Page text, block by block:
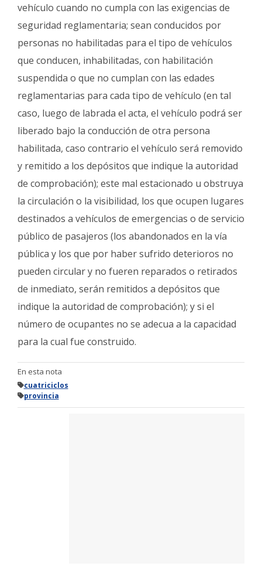
vehículo cuando no cumpla con las exigencias de
seguridad reglamentaria; sean conducidos por
personas no habilitadas para el tipo de vehículos
que conducen, inhabilitadas, con habilitación
suspendida o que no cumplan con las edades
reglamentarias para cada tipo de vehículo (en tal
caso, luego de labrada el acta, el vehículo podrá ser
liberado bajo la conducción de otra persona
habilitada, caso contrario el vehículo será removido
y remitido a los depósitos que indique la autoridad
de comprobación); este mal estacionado u obstruya
la circulación o la visibilidad, los que ocupen lugares
destinados a vehículos de emergencias o de servicio
público de pasajeros (los abandonados en la vía
pública y los que por haber sufrido deterioros no
pueden circular y no fueren reparados o retirados
de inmediato, serán remitidos a depósitos que
indique la autoridad de comprobación); y si el
número de ocupantes no se adecua a la capacidad
para la cual fue construido.
En esta nota
cuatriciclos
provincia